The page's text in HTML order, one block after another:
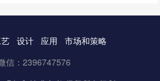
设计 应用
市场和策略
信：2396747576